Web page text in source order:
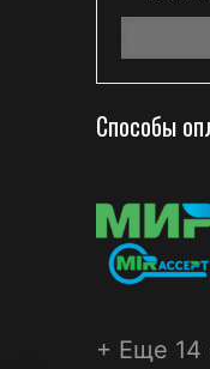
Способы
+ Еще 14